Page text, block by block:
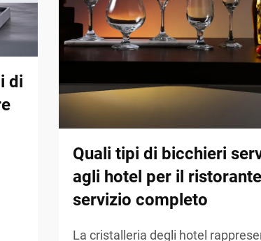
di
Quali tipi di bicchieri
agli hotel per il
servizio completo
La cristalleria degli hotel